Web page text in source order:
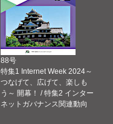
88号
特集1 Internet Week 2024～
つなげて、広げて、楽しも
う～ 開幕！ / 特集2 インター
ネットガバナンス関連動向